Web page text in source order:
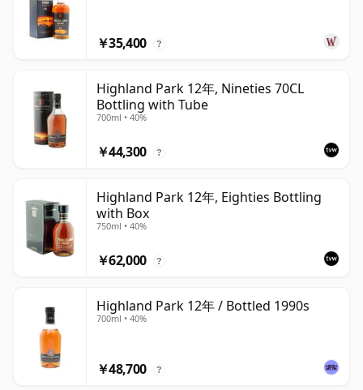
￥35,400 ?
Highland Park 12年, Nineties 70CL
Bottling with Tube
700ml • 40%
￥44,300 ?
Highland Park 12年, Eighties Bottling
with Box
750ml • 40%
￥62,000 ?
Highland Park 12年 / Bottled 1990s
700ml • 40%
￥48,700 ?